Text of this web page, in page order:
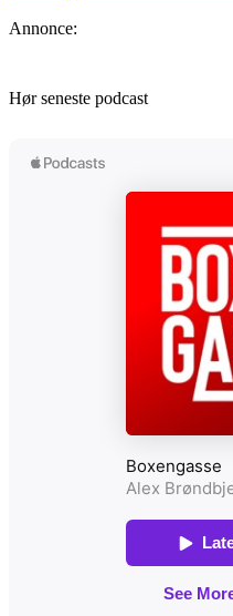
Annonce:
Hør seneste podcast